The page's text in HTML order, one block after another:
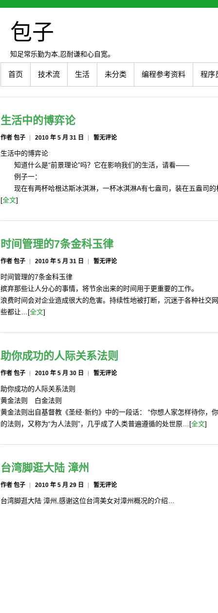
包子
知足常乐勤为本,忍耐谦和心自宽。
首页 技术流 生活 未分类 编程参考资料 程序
生活中的博弈论
作者 包子 2010 年 5 月 31 日 暂无评论
生活中的博弈论
知道什么是“前景理论”吗？它在影响我们的生活，请看——
例子一：
现在有两杯哈根达斯冰淇淋，一杯冰淇淋A有七盎司，装在五盎司
[全文]
时间管理的7条金科玉律
作者 包子 2010 年 5 月 31 日 暂无评论
时间管理的7条金科玉律
摈弃那些让人分心的事情，将节余出来的时间用于更重要的工作。
浪费时间会对企业造成很大的危害。持续性地被打断，沉迷于各种社交
些都让…[全文]
助你成功的人际关系法则
作者 包子 2010 年 5 月 30 日 暂无评论
助你成功的人际关系法则
黄金法则 白金法则
黄金法则出自基督教《圣经·新约》中的一段话： “你想人家怎样待你，
的法则，又称为“为人法则”，几乎成了人类普遍遵循的处世原…[全文]
台湾脚逛大陆 漳州
作者 包子 2010 年 5 月 29 日 暂无评论
台湾脚逛大陆 漳州,感谢这位台湾美女对漳州概况的介绍…